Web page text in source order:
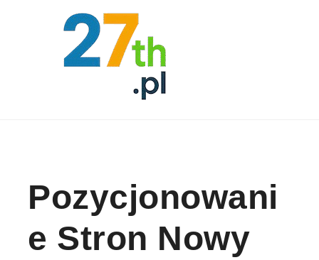
Pozycjonowani
E Stron Nowy